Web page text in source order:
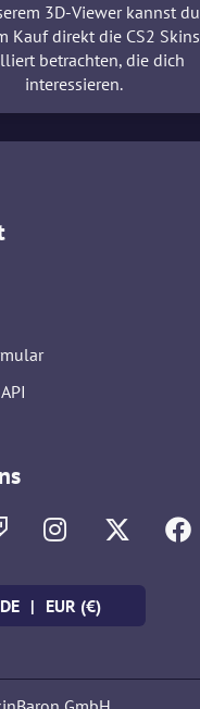
3D-Viewer kannst du
Kauf direkt die CS2 Skins
betrachten, die dich
interessieren.
DE | EUR (€)